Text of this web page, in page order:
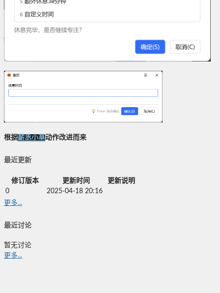
根据薪丞小草动作改进而来
最近更新
修订版本 更新时间
更新说明
0
2025-04-18 20:16
更多...
最近讨论
暂无讨论
更多...